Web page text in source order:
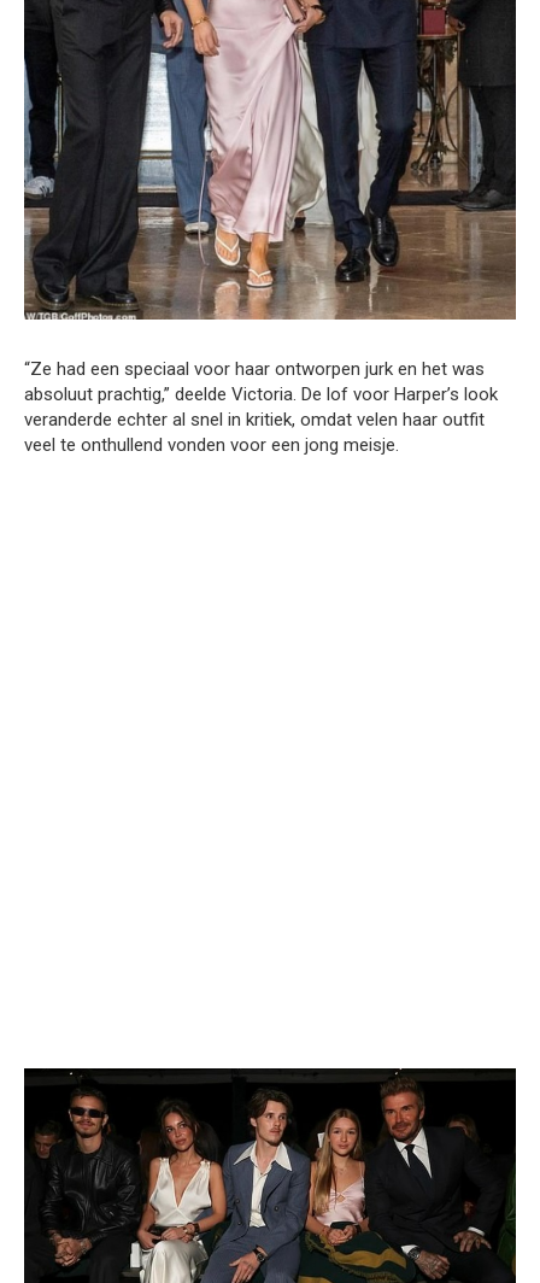
“Ze had een speciaal voor haar ontworpen jurk en het was
absoluut prachtig,” deelde Victoria. De lof voor Harper’s look
veranderde echter al snel in kritiek, omdat velen haar outfit
veel te onthullend vonden voor een jong meisje.